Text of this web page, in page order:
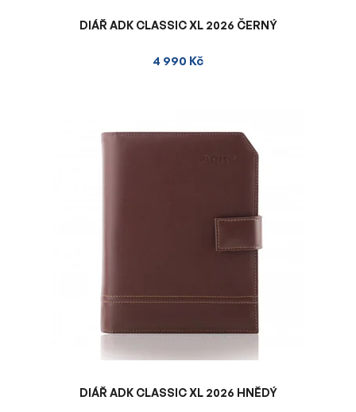
DIÁŘ ADK CLASSIC XL 2026 ČERNÝ
4 990 Kč
DIÁŘ ADK CLASSIC XL 2026 HNĚDÝ